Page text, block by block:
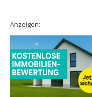
Anzeigen: